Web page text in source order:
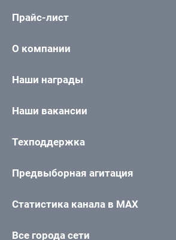
Прайс-лист
О компании
Наши награды
Наши вакансии
Техподдержка
Предвыборная агитация
Статистика канала в MAX
Все города сети